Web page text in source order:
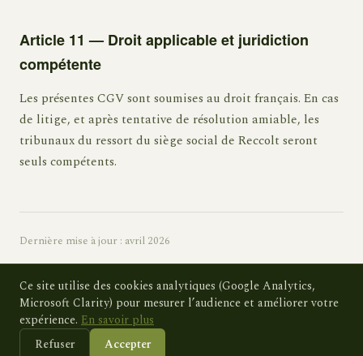
Article 11 — Droit applicable et juridiction
compétente
Les présentes CGV sont soumises au droit français. En cas
de litige, et après tentative de résolution amiable, les
tribunaux du ressort du siège social de Reccolt seront
seuls compétents.
Dernière mise à jour : avril 2026
Ce site utilise des cookies analytiques (Google Analytics,
Microsoft Clarity) pour mesurer l’audience et améliorer votre
expérience. En savoir plus
Refuser
Accepter